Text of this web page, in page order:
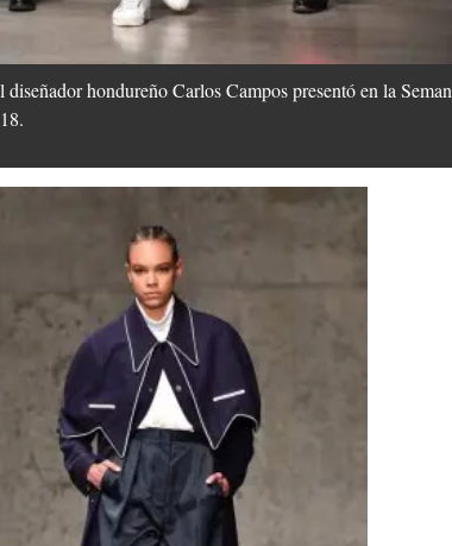
hondureño Carlos Campos presentó en la